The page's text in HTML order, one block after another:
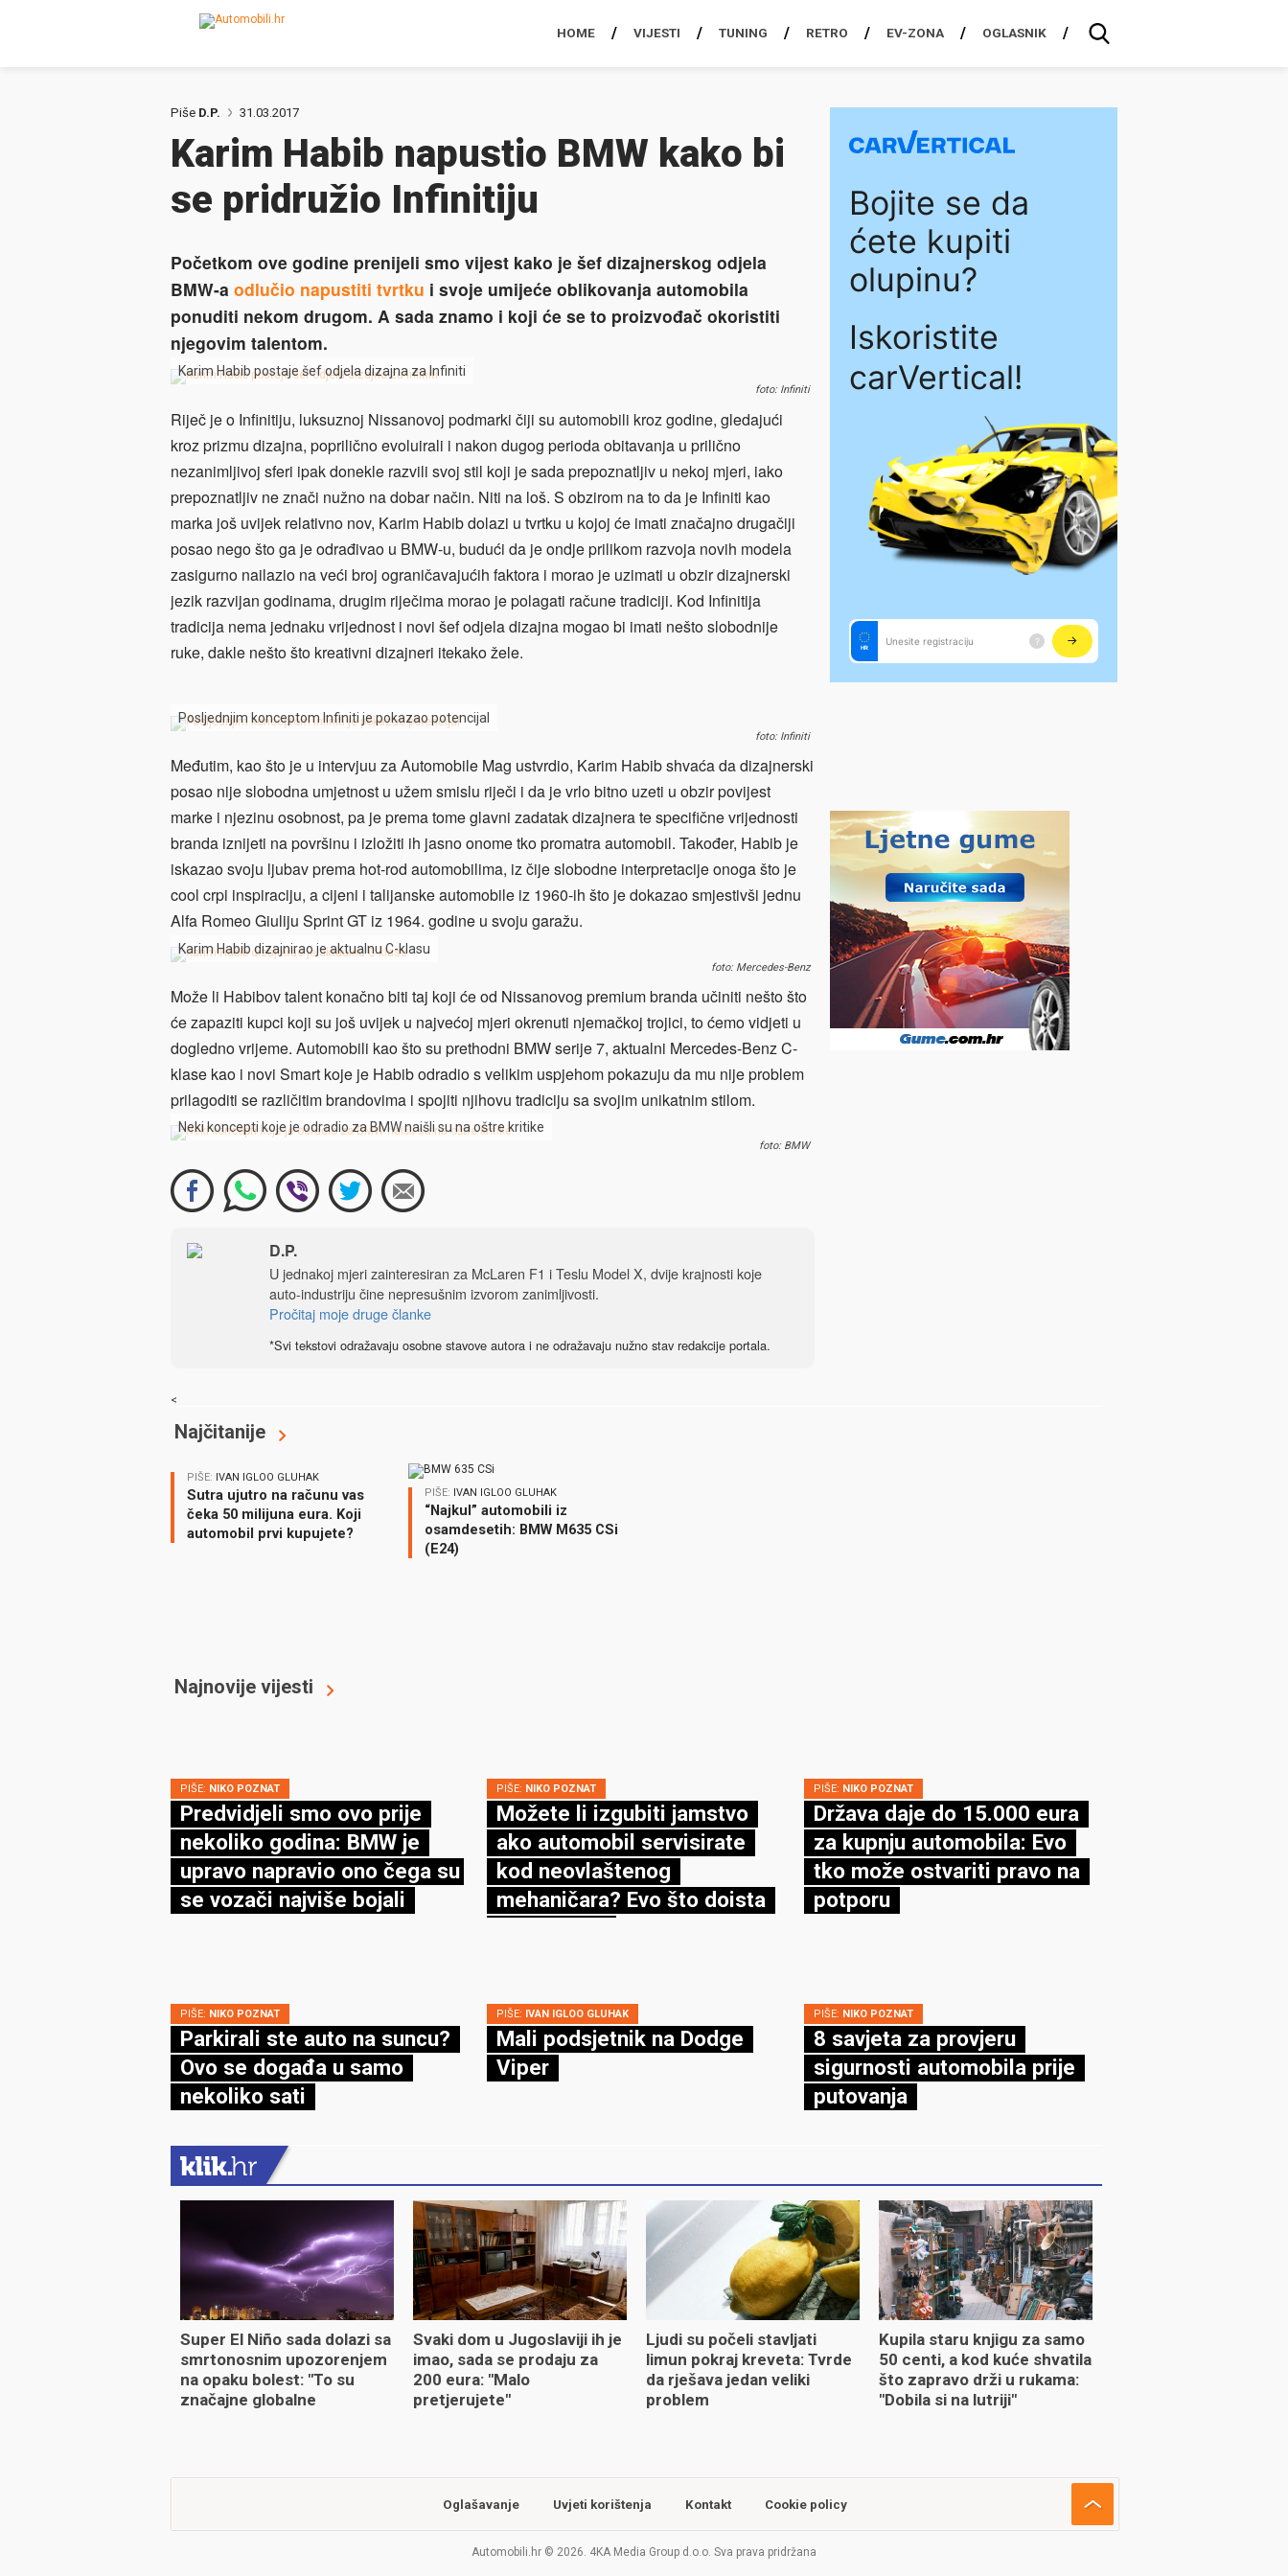
HOME VIJESTI TUNING RETRO EV-ZONA OGLASNIK
Piše D.P. 31.03.2017
Karim Habib napustio BMW kako bi
se pridružio Infinitiju
Početkom ove godine prenijeli smo vijest kako je šef dizajnerskog odjela
BMW-a odlučio napustiti tvrtku i svoje umijeće oblikovanja automobila
ponuditi nekom drugom. A sada znamo i koji će se to proizvođač okoristiti
njegovim talentom.
Karim Habib postaje šef odjela dizajna za Infiniti
foto: Infiniti
Riječ je o Infinitiju, luksuznoj Nissanovoj podmarki čiji su automobili kroz godine, gledajući
kroz prizmu dizajna, poprilično evoluirali i nakon dugog perioda obitavanja u prilično
nezanimljivoj sferi ipak donekle razvili svoj stil koji je sada prepoznatljiv u nekoj mjeri, iako
prepoznatljiv ne znači nužno na dobar način. Niti na loš. S obzirom na to da je Infiniti kao
marka još uvijek relativno nov, Karim Habib dolazi u tvrtku u kojoj će imati značajno drugačiji
posao nego što ga je odrađivao u BMW-u, budući da je ondje prilikom razvoja novih modela
zasigurno nailazio na veći broj ograničavajućih faktora i morao je uzimati u obzir dizajnerski
jezik razvijan godinama, drugim riječima morao je polagati račune tradiciji. Kod Infinitija
tradicija nema jednaku vrijednost i novi šef odjela dizajna mogao bi imati nešto slobodnije
ruke, dakle nešto što kreativni dizajneri itekako žele.
Posljednjim konceptom Infiniti je pokazao potencijal
foto: Infiniti
Međutim, kao što je u intervjuu za Automobile Mag ustvrdio, Karim Habib shvaća da dizajnerski
posao nije slobodna umjetnost u užem smislu riječi i da je vrlo bitno uzeti u obzir povijest
marke i njezinu osobnost, pa je prema tome glavni zadatak dizajnera te specifične vrijednosti
branda iznijeti na površinu i izložiti ih jasno onome tko promatra automobil. Također, Habib je
iskazao svoju ljubav prema hot-rod automobilima, iz čije slobodne interpretacije onoga što je
cool crpi inspiraciju, a cijeni i talijanske automobile iz 1960-ih što je dokazao smjestivši jednu
Alfa Romeo Giuliju Sprint GT iz 1964. godine u svoju garažu.
Karim Habib dizajnirao je aktualnu C-klasu
foto: Mercedes-Benz
Može li Habibov talent konačno biti taj koji će od Nissanovog premium branda učiniti nešto što
će zapaziti kupci koji su još uvijek u najvećoj mjeri okrenuti njemačkoj trojici, to ćemo vidjeti u
dogledno vrijeme. Automobili kao što su prethodni BMW serije 7, aktualni Mercedes-Benz C-
klase kao i novi Smart koje je Habib odradio s velikim uspjehom pokazuju da mu nije problem
prilagoditi se različitim brandovima i spojiti njihovu tradiciju sa svojim unikatnim stilom.
Neki koncepti koje je odradio za BMW naišli su na oštre kritike
foto: BMW
D.P.
U jednakoj mjeri zainteresiran za McLaren F1 i Teslu Model X, dvije krajnosti koje
auto-industriju čine nepresušnim izvorom zanimljivosti.
Pročitaj moje druge članke
*Svi tekstovi odražavaju osobne stavove autora i ne odražavaju nužno stav redakcije portala.
<
Najčitanije
PIŠE: IVAN IGLOO GLUHAK
Sutra ujutro na računu vas
čeka 50 milijuna eura. Koji
automobil prvi kupujete?
PIŠE: IVAN IGLOO GLUHAK
“Najkul” automobili iz
osamdesetih: BMW M635 CSi
(E24)
Najnovije vijesti
PIŠE: NIKO POZNAT
Predvidjeli smo ovo prije
nekoliko godina: BMW je
upravo napravio ono čega su
se vozači najviše bojali
PIŠE: NIKO POZNAT
Možete li izgubiti jamstvo
ako automobil servisirate
kod neovlaštenog
mehaničara? Evo što doista
PIŠE: NIKO POZNAT
Država daje do 15.000 eura
za kupnju automobila: Evo
tko može ostvariti pravo na
potporu
PIŠE: NIKO POZNAT
Parkirali ste auto na suncu?
Ovo se događa u samo
nekoliko sati
PIŠE: IVAN IGLOO GLUHAK
Mali podsjetnik na Dodge
Viper
PIŠE: NIKO POZNAT
8 savjeta za provjeru
sigurnosti automobila prije
putovanja
Super El Niño sada dolazi sa
smrtonosnim upozorenjem
na opaku bolest: "To su
značajne globalne
Svaki dom u Jugoslaviji ih je
imao, sada se prodaju za
200 eura: "Malo
pretjerujete"
Ljudi su počeli stavljati
limun pokraj kreveta: Tvrde
da rješava jedan veliki
problem
Kupila staru knjigu za samo
50 centi, a kod kuće shvatila
što zapravo drži u rukama:
"Dobila si na lutriji"
Oglašavanje Uvjeti korištenja Kontakt Cookie policy
Automobili.hr © 2026. 4KA Media Group d.o.o. Sva prava pridržana